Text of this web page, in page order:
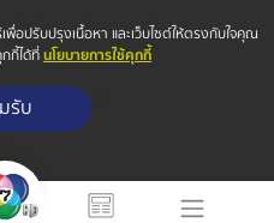
ไลน์) · นโยบายคุกกี้ ·
& T.V. Co.,Ltd.
พื่อปรับปรุงเนื้อหา และเว็บไซต์ให้ตรงกับใจคุณ
กี้ได้ที่นโยบายการใช้คุกกี้
รับ